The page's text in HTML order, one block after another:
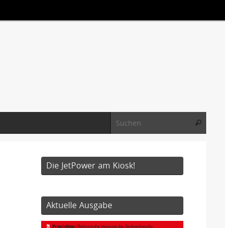
Suchen
Die JetPower am Kiosk!
Aktuelle Ausgabe